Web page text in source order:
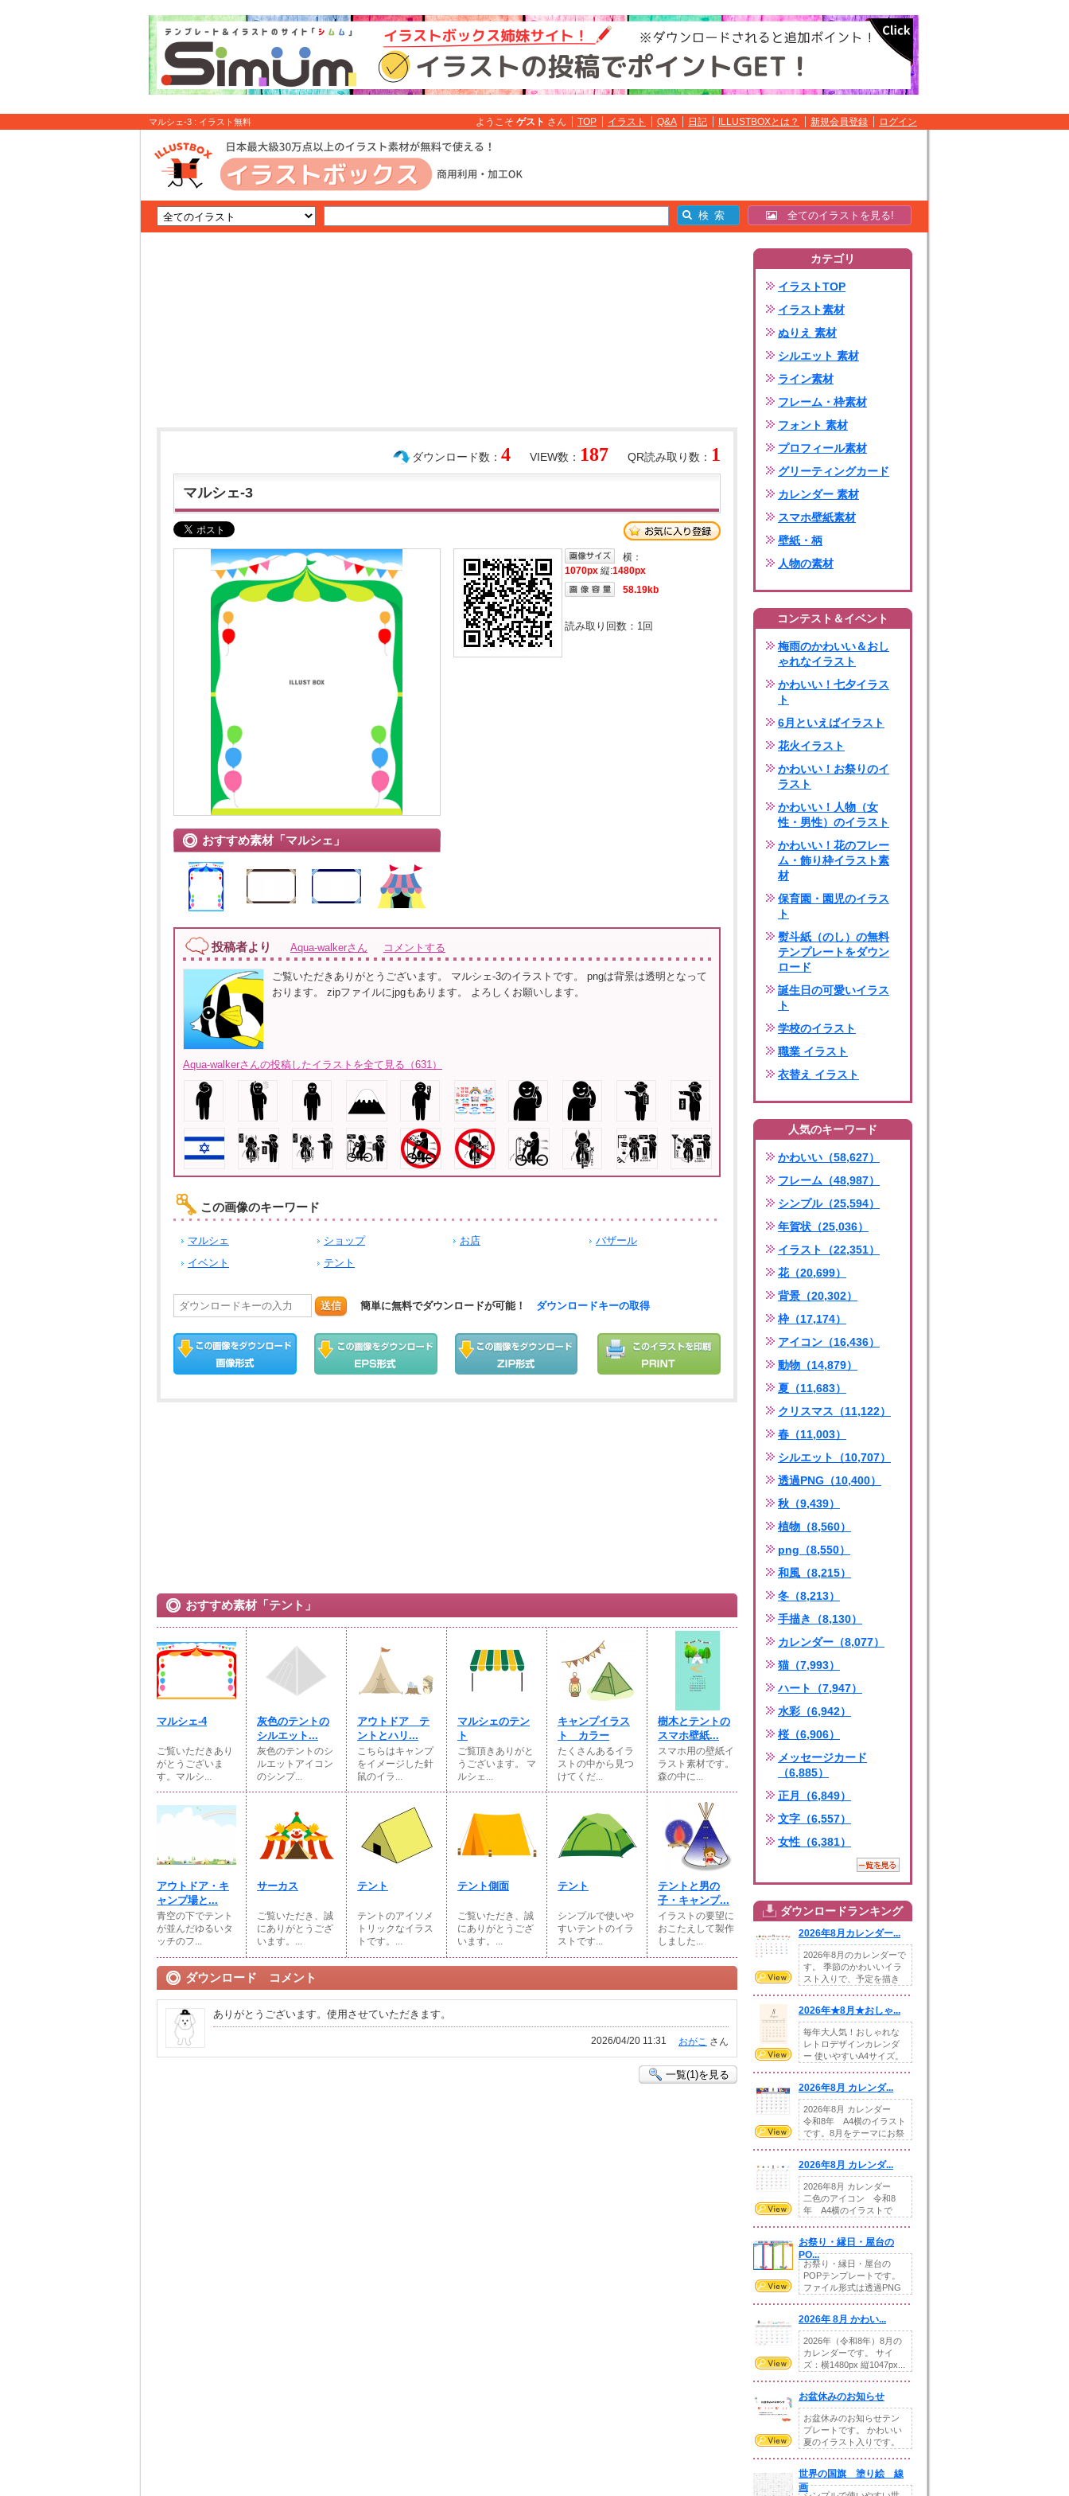
マルシェ-3 : イラスト無料 ようこそ ゲスト さん TOP イラスト Q&A 日記 ILLUSTBOXとは？ 新規会員登録 ログイン
全てのイラストを見る!
QR読み取り数： 1
VIEW数： 187
ダウンロード数： 4
マルシェ-3
おすすめ素材「マルシェ」
横：
1070px 縦:1480px
58.19kb
読み取り回数： 1回
投稿者より Aqua-walkerさん コメントする
ご覧いただきありがとうございます。 マルシェ-3のイラストです。 pngは背景は透明となって
おります。 zipファイルにjpgもあります。 よろしくお願いします。
Aqua-walkerさんの投稿したイラストを全て見る（631）
この画像のキーワード
マルシェ ショップ お店
バザール
イベント
テント
送信 簡単に無料でダウンロードが可能！ ダウンロードキーの取得
おすすめ素材「テント」
マルシェ-4
ご覧いただきあり
がとうございま
す。マルシ...
灰色のテントの
シルエット...
灰色のテントのシ
ルエットアイコン
のシンプ...
アウトドア テ
ントとハリ...
こちらはキャンプ
をイメージした針
鼠のイラ...
マルシェのテン
ト
ご覧頂きありがと
うございます。 マ
ルシェ...
キャンプイラス
ト カラー
たくさんあるイラ
ストの中から見つ
けてくだ...
樹木とテントの
スマホ壁紙...
スマホ用の壁紙イ
ラスト素材です。
森の中に...
アウトドア・キ
ャンプ場と...
青空の下でテント
が並んだゆるいタ
ッチのフ...
サーカス
ご覧いただき、誠
にありがとうござ
います。...
テント
テントのアイソメ
トリックなイラス
トです。...
テント側面
ご覧いただき、誠
にありがとうござ
います。...
テント
シンプルで使いや
すいテントのイラ
ストです...
テントと男の
子・キャンプ...
イラストの要望に
おこたえして製作
しました...
ダウンロード コメント
ありがとうございます。使用させていただきます。
おがこ さん
2026/04/20 11:31
一覧(1)を見る
カテゴリ
イラストTOP
イラスト素材
ぬりえ 素材
シルエット 素材
ライン素材
フレーム・枠素材
フォント 素材
プロフィール素材
グリーティングカード
カレンダー 素材
スマホ壁紙素材
壁紙・柄
人物の素材
コンテスト＆イベント
梅雨のかわいい＆おし
ゃれなイラスト
かわいい！七夕イラス
ト
6月といえばイラスト
花火イラスト
かわいい！お祭りのイ
ラスト
かわいい！人物（女
性・男性）のイラスト
かわいい！花のフレー
ム・飾り枠イラスト素
材
保育園・園児のイラス
ト
熨斗紙（のし）の無料
テンプレートをダウン
ロード
誕生日の可愛いイラス
ト
学校のイラスト
職業 イラスト
衣替え イラスト
人気のキーワード
かわいい（58,627）
フレーム（48,987）
シンプル（25,594）
年賀状（25,036）
イラスト（22,351）
花（20,699）
背景（20,302）
枠（17,174）
アイコン（16,436）
動物（14,879）
夏（11,683）
クリスマス（11,122）
春（11,003）
シルエット（10,707）
透過PNG（10,400）
秋（9,439）
植物（8,560）
png（8,550）
和風（8,215）
冬（8,213）
手描き（8,130）
カレンダー（8,077）
猫（7,993）
ハート（7,947）
水彩（6,942）
桜（6,906）
メッセージカード
（6,885）
正月（6,849）
文字（6,557）
女性（6,381）
ダウンロードランキング
2026年8月カレンダー...
2026年8月のカレンダーで
す。 季節のかわいいイラ
スト入りで、予定を描き
2026年★8月★おしゃ...
毎年大人気！おしゃれな
レトロデザインカレンダ
ー 使いやすいA4サイズ。
2026年8月 カレンダ...
2026年8月 カレンダー
令和8年 A4横のイラスト
です。8月をテーマにお祭
2026年8月 カレンダ...
2026年8月 カレンダー
二色のアイコン 令和8
年 A4横のイラストで
お祭り・縁日・屋台の
PO...
お祭り・縁日・屋台の
POPテンプレートです。
ファイル形式は透過PNG
2026年 8月 かわい...
2026年（令和8年）8月の
カレンダーです。 サイ
ズ：横1480px 縦1047px...
お盆休みのお知らせ
お盆休みのお知らせテン
プレートです。 かわいい
夏のイラスト入りです。
世界の国旗 塗り絵 線
画